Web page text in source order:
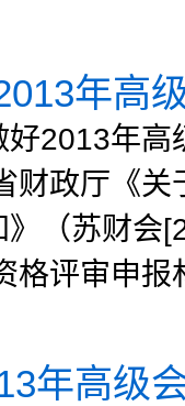
年高
2013年高
厅《关
》（苏财会
格评审申报
年高级